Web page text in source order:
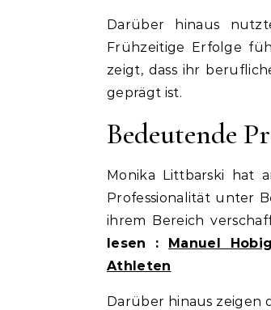
Darüber hinaus
Frühzeitige Erfolge
zeigt, dass ihr
geprägt ist.
Bedeutende
Monika Littbarski hat
Professionalität unter
ihrem Bereich
lesen :
Manuel
Athleten
Darüber hinaus zeigen